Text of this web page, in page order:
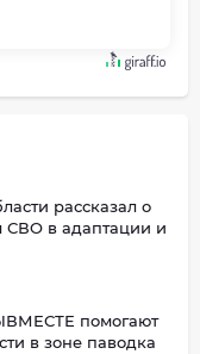
рассказал о
в адаптации и
помогают
в зоне паводка